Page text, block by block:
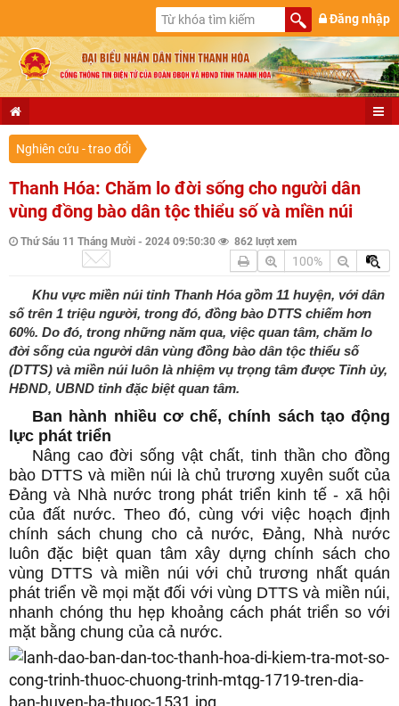
Đăng nhập
Nghiên cứu - trao đổi
Thanh Hóa: Chăm lo đời sống cho người dân
vùng đồng bào dân tộc thiểu số và miền núi
Thứ Sáu 11 Tháng Mười - 2024 09:50:30 862 lượt xem
100%
Khu vực miền núi tỉnh Thanh Hóa gồm 11 huyện, với dân
số trên 1 triệu người, trong đó, đồng bào DTTS chiếm hơn
60%. Do đó, trong những năm qua, việc quan tâm, chăm lo
đời sống của người dân vùng đồng bào dân tộc thiểu số
(DTTS) và miền núi luôn là nhiệm vụ trọng tâm được Tỉnh ủy,
HĐND, UBND tỉnh đặc biệt quan tâm.
Ban hành nhiều cơ chế, chính sách tạo động
lực phát triển
Nâng cao đời sống vật chất, tinh thần cho đồng
bào DTTS và miền núi là chủ trương xuyên suốt của
Đảng và Nhà nước trong phát triển kinh tế - xã hội
của đất nước. Theo đó, cùng với việc hoạch định
chính sách chung cho cả nước, Đảng, Nhà nước
luôn đặc biệt quan tâm xây dựng chính sách cho
vùng DTTS và miền núi với chủ trương nhất quán
phát triển về mọi mặt đối với vùng DTTS và miền núi,
nhanh chóng thu hẹp khoảng cách phát triển so với
mặt bằng chung của cả nước.